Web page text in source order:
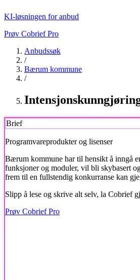
KI-løsningen for anbud
Prøv Cobrief Pro
Anbudssøk
/
Bærum kommune
/
Brief
Programvareprodukter og lisenser
Bærum kommune har til hensikt å inngå
funksjoner og moduler, vil bli skybasert
frem til en fullstendig konkurranse kan
Slipp å lese og skrive alt selv, la Cobrief
Prøv Cobrief Pro